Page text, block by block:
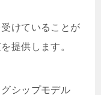
けていることが
提供します。
シップモデル